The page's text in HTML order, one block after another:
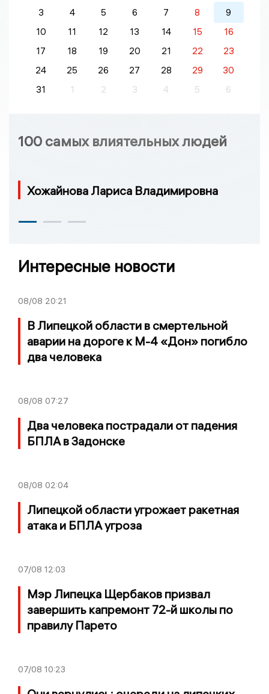
3
4 5 6 7 8
9
10
11 12 13 14 15
16
17
18 19 20 21 22
23
24
25 26 27 28 29
30
31
1 2 3 4 5 6
100 самых влиятельных людей
Хожайнова Лариса Владимировна
Интересные новости
08/08 20:21
В Липецкой области в смертельной
аварии на дороге к М-4 «Дон» погибло
два человека
08/08 07:27
Два человека пострадали от падения
БПЛА в Задонске
08/08 02:04
Липецкой области угрожает ракетная
атака и БПЛА угроза
07/08 12:03
Мэр Липецка Щербаков призвал
завершить капремонт 72-й школы по
правилу Парето
07/08 10:23